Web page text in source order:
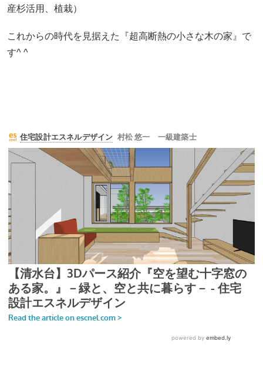
産杉活用、植栽）
これからの時代を見据えた『超高断熱の小さな木の家』で
す^ ^